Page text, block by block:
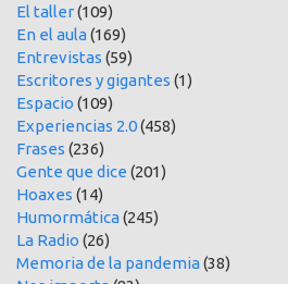
El taller(109)
En el aula(169)
Entrevistas (59)
Escritores y gigantes (1)
Espacio (109)
Experiencias 2.0(458)
Frases (236)
Gente que dice (201)
Hoaxes (14)
Humormática(245)
La Radio (26)
Memoria de la pandemia(38)